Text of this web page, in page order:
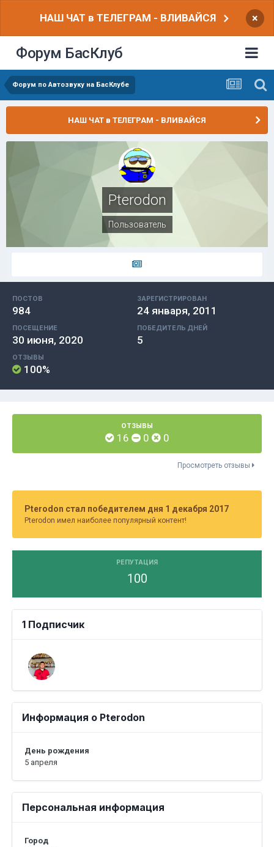
НАШ ЧАТ в ТЕЛЕГРАМ - ВЛИВАЙСЯ ×
Форум БасКлуб
Форум по Автозвуку на БасКлубе
НАШ ЧАТ в ТЕЛЕГРАМ - ВЛИВАЙСЯ
Pterodon
Пользователь
ПОСТОВ
984
ЗАРЕГИСТРИРОВАН
24 января, 2011
ПОСЕЩЕНИЕ
30 июня, 2020
ПОБЕДИТЕЛЬ ДНЕЙ
5
ОТЗЫВЫ
100%
ОТЗЫВЫ
16 0 0
Просмотреть отзывы
Pterodon стал победителем дня 1 декабря 2017
Pterodon имел наиболее популярный контент!
РЕПУТАЦИЯ
100
1 Подписчик
Информация о Pterodon
День рождения
5 апреля
Персональная информация
Город